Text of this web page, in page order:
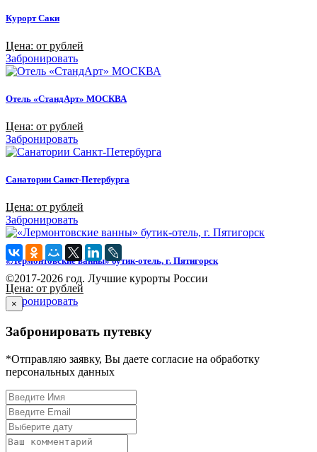
Курорт Саки
Цена: от рублей
Забронировать
Отель «СтандАрт» МОСКВА
Цена: от рублей
Забронировать
Санатории Санкт-Петербурга
Цена: от рублей
Забронировать
«Лермонтовские ванны» бутик-отель, г. Пятигорск
Цена: от рублей
Забронировать
©2017-2026 год. Лучшие курорты России
×
Забронировать путевку
*Отправляю заявку, Вы даете согласие на обработку
персональных данных